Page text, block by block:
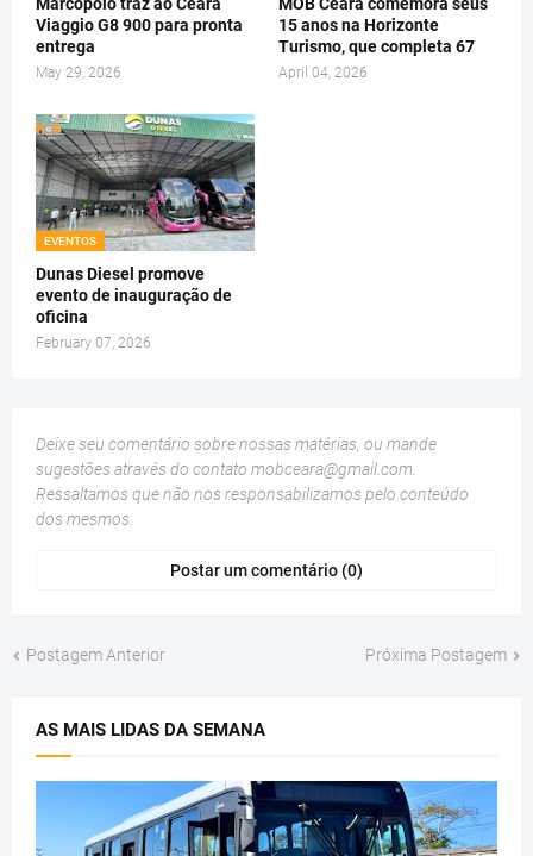
Marcopolo traz ao Ceará
Viaggio G8 900 para pronta
entrega
May 29, 2026
MOB Ceará comemora seus
15 anos na Horizonte
Turismo, que completa 67
April 04, 2026
EVENTOS
Dunas Diesel promove
evento de inauguração de
oficina
February 07, 2026
Deixe seu comentário sobre nossas matérias, ou mande
sugestões através do contato mobceara@gmail.com.
Ressaltamos que não nos responsabilizamos pelo conteúdo
dos mesmos.
Postar um comentário (0)
Postagem Anterior Próxima Postagem
AS MAIS LIDAS DA SEMANA